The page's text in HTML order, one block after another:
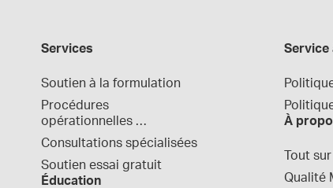
Services
Soutien à la formulation
Procédures
opérationnelles
normalisées
Consultations spécialisées
Soutien essai gratuit
Éducation
Service
À
Tout
Qualité